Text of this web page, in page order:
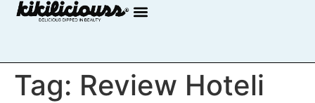
Tag: Review Hoteli